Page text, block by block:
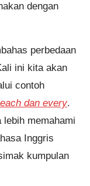
dengan
perbedaan
ini kita akan
contoh
dan every.
memahami
Inggris
kumpulan